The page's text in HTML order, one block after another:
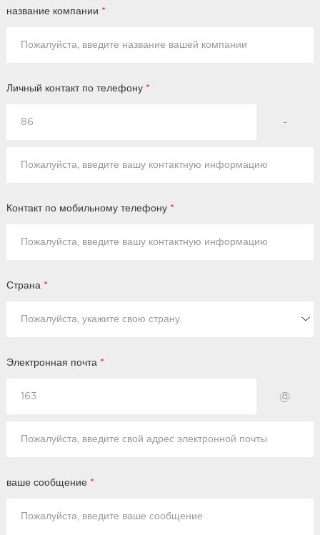
название компании *
Личный контакт по телефону *
-
Контакт по мобильному телефону *
Страна *
Электронная почта *
@
ваше сообщение *